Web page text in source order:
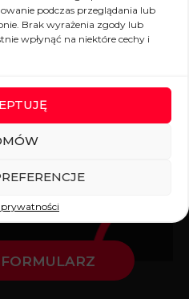
podczas przeglądania lub
Brak wyrażenia zgody lub
wpłynąć na niektóre cechy i
SIĘ Z
naprawy obecnej
wynajmu.